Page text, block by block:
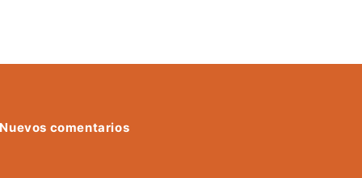
Nuevos comentarios